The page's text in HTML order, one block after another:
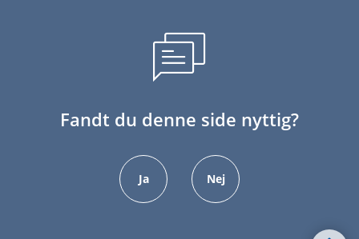
Fandt du denne side nyttig?
Ja Nej